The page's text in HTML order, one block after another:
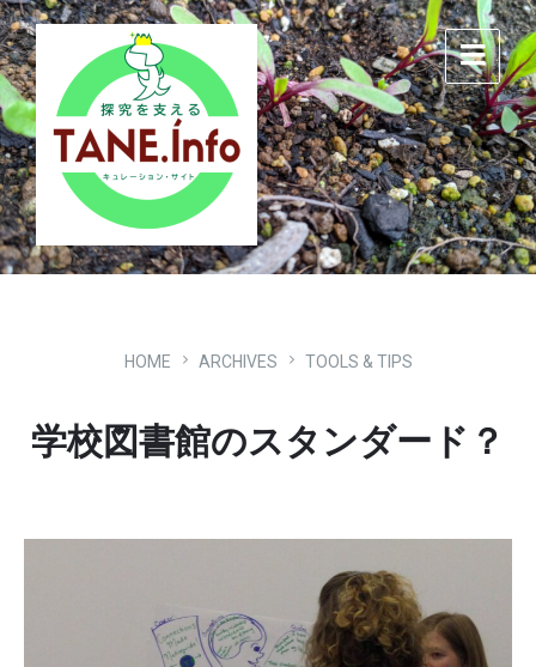
Skip
to
content
Skip
to
main
navigation
Skip
to
footer
HOME ARCHIVES TOOLS & TIPS
学校図書館のスタンダード？